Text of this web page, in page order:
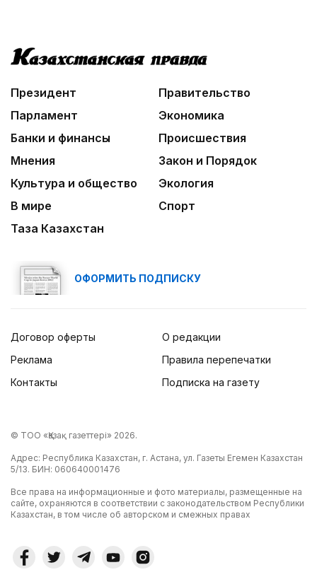
Президент
Правительство
Парламент
Экономика
Банки и финансы
Происшествия
Мнения
Закон и Порядок
Культура и общество
Экология
В мире
Спорт
Таза Казахстан
ОФОРМИТЬ ПОДПИСКУ
Договор оферты
Реклама
Контакты
О редакции
Правила перепечатки
Подписка на газету
© ТОО «Қазақ газеттері» 2026.
Адрес: Республика Казахстан, г. Астана, ул. Газеты Егемен Казахстан
5/13. БИН: 060640001476
Все права на информационные и фото материалы, размещенные на
сайте, охраняются в соответствии с законодательством Республики
Казахстан, в том числе об авторском и смежных правах